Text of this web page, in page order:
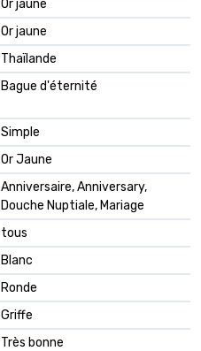
Or jaune
Or jaune
Thaïlande
Bague d'éternité
Simple
Or Jaune
Anniversaire, Anniversary,
Douche Nuptiale, Mariage
tous
Blanc
Ronde
Griffe
Très bonne